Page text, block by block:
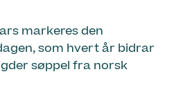
markeres den
som hvert år bidrar
søppel fra norsk